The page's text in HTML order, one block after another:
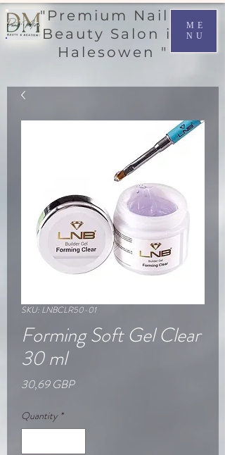
ME
NU
"Premium Nail &
Beauty Salon in
Halesowen "
SKU: LNBCLR50-01
Forming Soft Gel Clear
30 ml
30,69 GBPPrice
Quantity *